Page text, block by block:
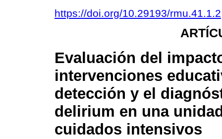
https://doi.org/10.29193/rmu.41.1.2
Evaluación del
intervenciones
detección y el
delirium en una
cuidados intensivos